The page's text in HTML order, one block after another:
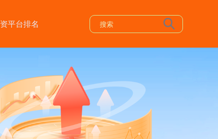
平台排名